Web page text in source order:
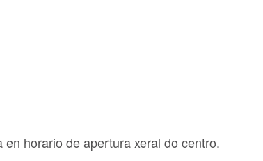
horario de apertura xeral do centro.